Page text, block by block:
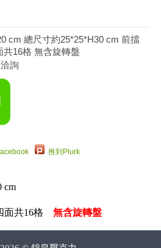
cm 總尺寸約25*25*H30 cm 前擋
16格 無含旋轉盤
詢
推到Plurk
cm
cm
面共16格
無含旋轉盤